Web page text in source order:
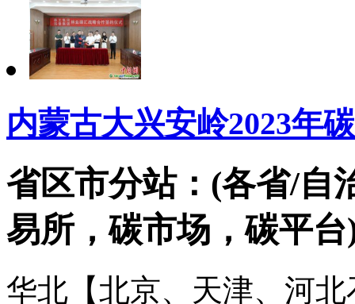
内蒙古大兴安岭2023年
省区市分站：(各省/自
易所，碳市场，碳平台
华北【北京、天津、河